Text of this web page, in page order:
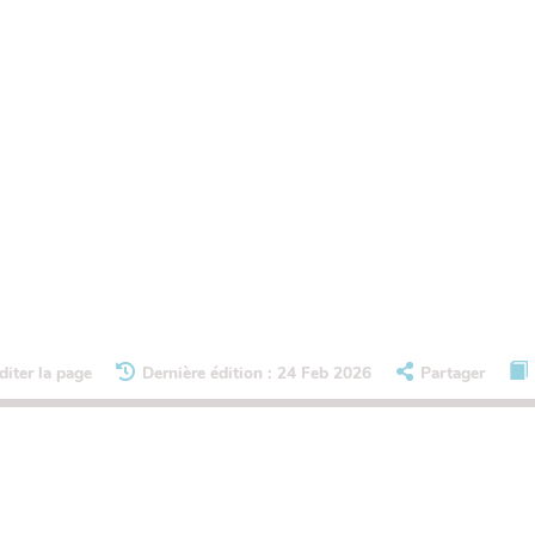
la page Dernière édition : 24 Feb 2026 Partager